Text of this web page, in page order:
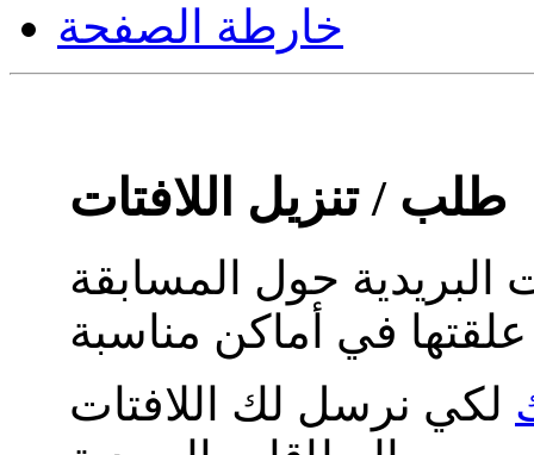
خارطة الصفحة
طلب / تنزيل اللافتات
البريدية حول المسابقة
لكي نرسل لك اللافتات